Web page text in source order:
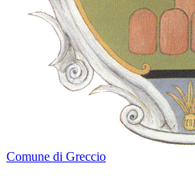
Comune di Greccio